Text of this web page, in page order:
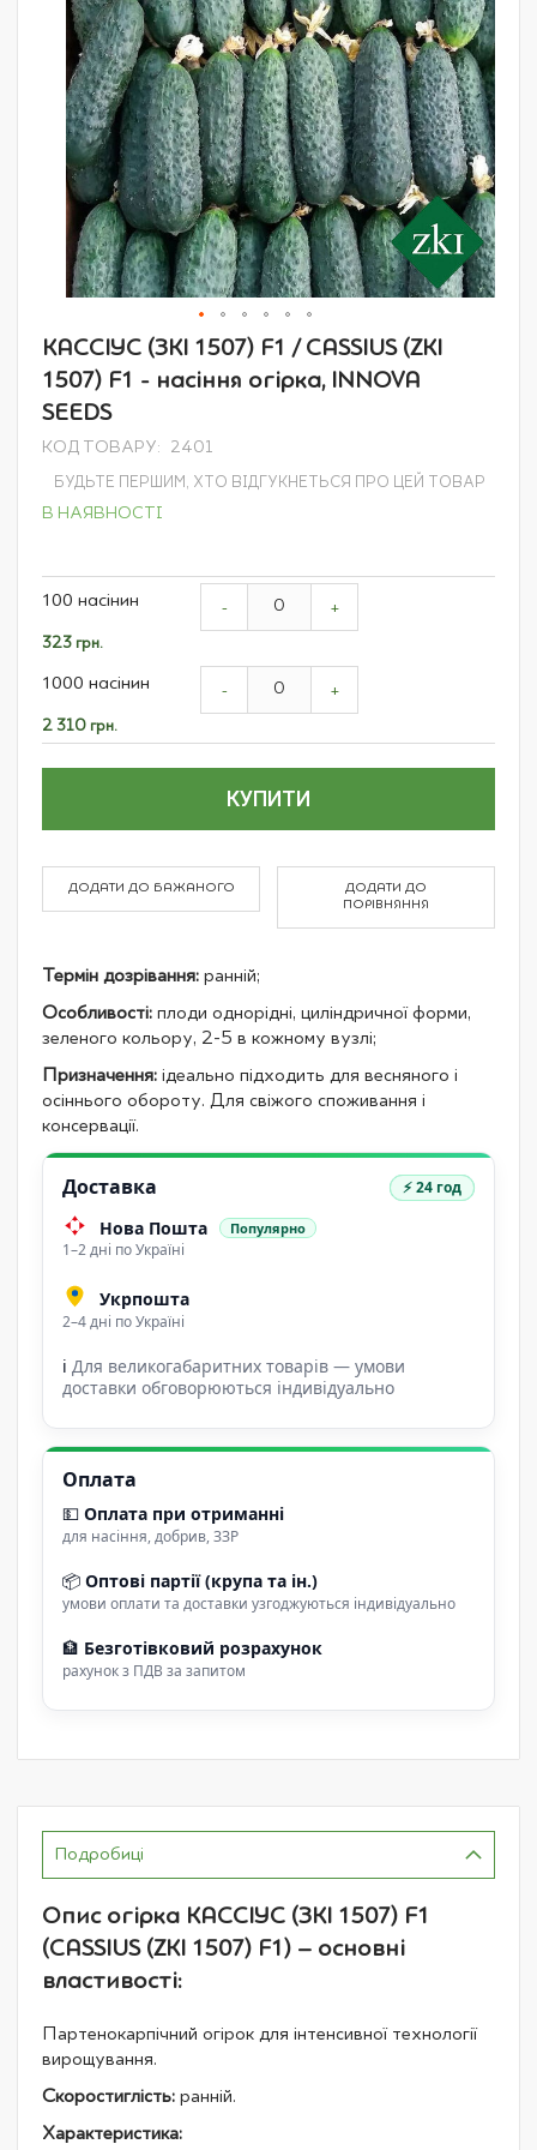
Перейти
початку
галереї
КАССІУС (ЗКІ 1507) F1 / CASSIUS (ZKI
1507) F1 - насіння огірка, INNOVA
SEEDS
КОД ТОВАРУ 2401
БУДЬТЕ ПЕРШИМ, ХТО ВІДГУКНЕТЬСЯ ПРО ЦЕЙ ТОВАР
В НАЯВНОСТІ
product
100 насінин
323 грн.
- +
1000 насінин
2 310 грн.
- +
КУПИТИ
ДОДАТИ ДО БАЖАНОГО
ДОДАТИ ДО
ПОРІВНЯННЯ
Термін дозрівання: ранній;
Особливості: плоди однорідні, циліндричної форми,
зеленого кольору, 2-5 в кожному вузлі;
Призначення: ідеально підходить для весняного і
осіннього обороту. Для свіжого споживання і
консервації.
Доставка ⚡ 24 год
Нова Пошта Популярно
1–2 дні по Україні
Укрпошта
2–4 дні по Україні
ℹ Для великогабаритних товарів — умови
доставки обговорюються індивідуально
Оплата
💵 Оплата при отриманні
для насіння, добрив, ЗЗР
📦 Оптові партії (крупа та ін.)
умови оплати та доставки узгоджуються індивідуально
🏦 Безготівковий розрахунок
рахунок з ПДВ за запитом
Подробиці
Опис огірка КАССІУС (ЗКІ 1507) F1
(CASSIUS (ZKI 1507) F1) – основні
властивості:
Партенокарпічний огірок для інтенсивної технології
вирощування.
Скоростиглість: ранній.
Характеристика: